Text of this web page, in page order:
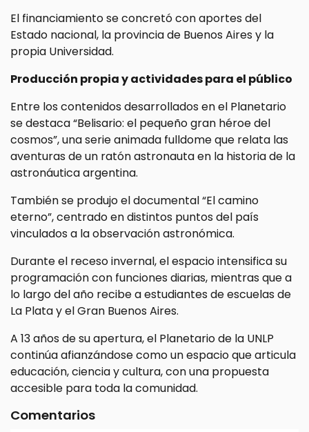
El financiamiento se concretó con aportes del
Estado nacional, la provincia de Buenos Aires y la
propia Universidad.
Producción propia y actividades para el público
Entre los contenidos desarrollados en el Planetario
se destaca “Belisario: el pequeño gran héroe del
cosmos”, una serie animada fulldome que relata las
aventuras de un ratón astronauta en la historia de la
astronáutica argentina.
También se produjo el documental “El camino
eterno”, centrado en distintos puntos del país
vinculados a la observación astronómica.
Durante el receso invernal, el espacio intensifica su
programación con funciones diarias, mientras que a
lo largo del año recibe a estudiantes de escuelas de
La Plata y el Gran Buenos Aires.
A 13 años de su apertura, el Planetario de la UNLP
continúa afianzándose como un espacio que articula
educación, ciencia y cultura, con una propuesta
accesible para toda la comunidad.
Comentarios